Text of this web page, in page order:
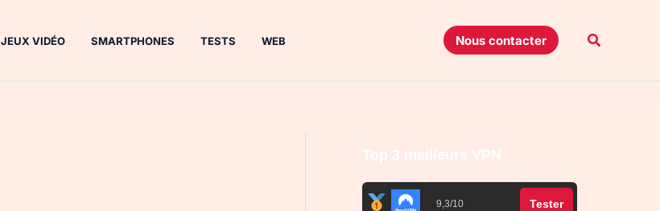
JEUX VIDÉO SMARTPHONES TESTS WEB Nous contacter
Top 3 meilleurs VPN
9,3/10 Tester